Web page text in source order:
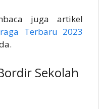
juga artikel
Terbaru 2023
Sekolah